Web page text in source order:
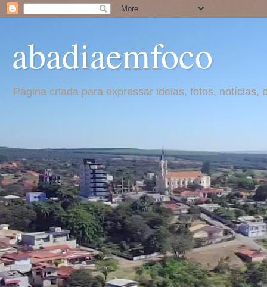
abadiaemfoco
Página criada para expressar ideias, fotos,